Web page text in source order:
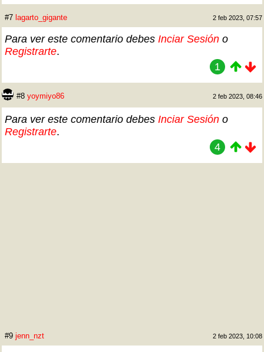
#7 lagarto_gigante 2 feb 2023, 07:57
Para ver este comentario debes Inciar Sesión o
Registrarte.
1
#8 yoymiyo86 2 feb 2023, 08:46
Para ver este comentario debes Inciar Sesión o
Registrarte.
4
#9 jenn_nzt 2 feb 2023, 10:08